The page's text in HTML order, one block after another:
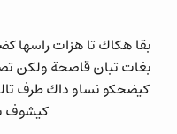
بقا هكاك تا هزات راسها
بغات تبان قاصحة ولكن
كيضحكو نساو داك طرف
كيشوف